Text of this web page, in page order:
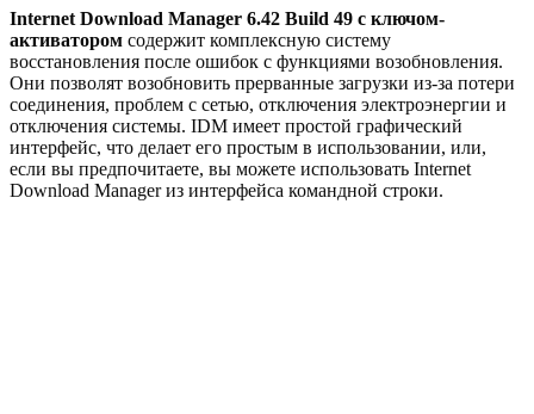
Internet Download Manager 6.42 Build 49 с ключом-
активатором содержит комплексную систему
восстановления после ошибок с функциями возобновления.
Они позволят возобновить прерванные загрузки из-за потери
соединения, проблем с сетью, отключения электроэнергии и
отключения системы. IDM имеет простой графический
интерфейс, что делает его простым в использовании, или,
если вы предпочитаете, вы можете использовать Internet
Download Manager из интерфейса командной строки.